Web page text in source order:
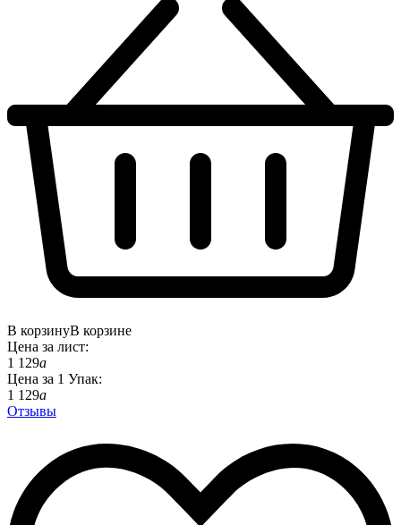
В корзинуВ корзине
Цена за лист:
1 129a
Цена за 1 Упак:
1 129a
Отзывы